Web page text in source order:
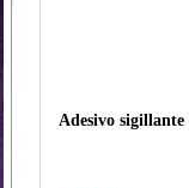
Adesivo